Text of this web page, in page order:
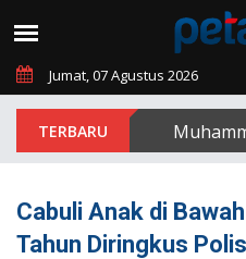
Jumat, 07 Agustus 2026
Cabuli Anak di
Tahun Diringkus